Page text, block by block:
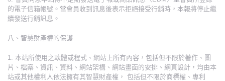
的電子信箱帳號。當會員收到訊息後表示拒絕接受行銷時，本報將停止繼
續發送行銷訊息。
八、智慧財產權的保護
1. 本站所使用之軟體或程式、網站上所有內容，包括但不限於著作、圖
片、檔案、資訊、資料、網站架構、網站畫面的安排、網頁設計，均由本
站或其他權利人依法擁有其智慧財產權， 包括但不限於商標權、專利